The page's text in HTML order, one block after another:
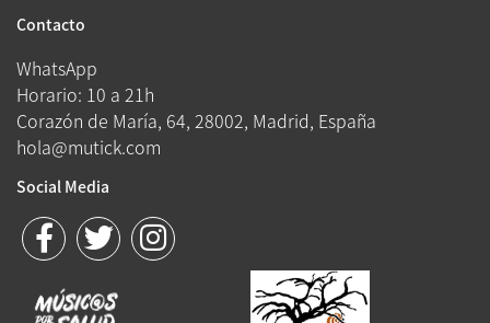
Contacto
WhatsApp
Horario: 10 a 21h
Corazón de María, 64, 28002, Madrid, España
hola@mutick.com
Social Media